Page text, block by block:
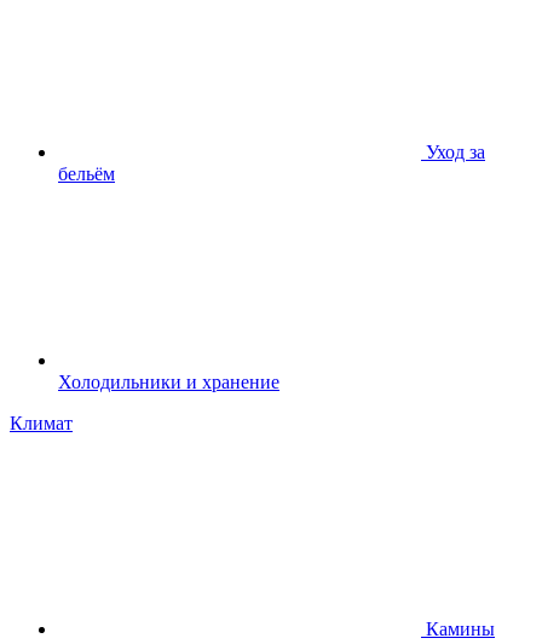
Уход за
бельём
Холодильники и хранение
Климат
Камины